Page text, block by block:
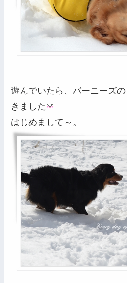
遊んでいたら、バーニーズ
きました
はじめまして～。